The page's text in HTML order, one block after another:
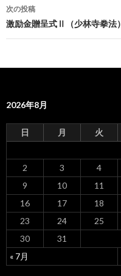
稿
ナ
ゲ
シ
ョ
ン
次の投稿
激励金贈呈式Ⅱ（少林寺拳法）
2026年8月
日 月 火
« 7月
2
3 4
9
10 11
16
17 18
23
24 25
30
31